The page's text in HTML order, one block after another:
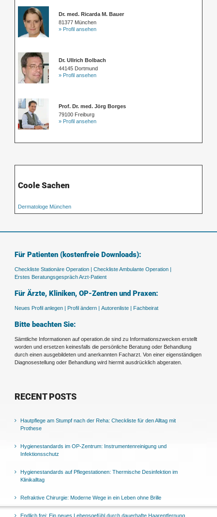
Dr. med. Ricarda M. Bauer
81377 München
» Profil ansehen
Dr. Ullrich Bolbach
44145 Dortmund
» Profil ansehen
Prof. Dr. med. Jörg Borges
79100 Freiburg
» Profil ansehen
Coole Sachen
Dermatologe München
Für Patienten (kostenfreie Downloads):
Checkliste Stationäre Operation | Checkliste Ambulante Operation |
Erstes Beratungsgespräch Arzt-Patient
Für Ärzte, Kliniken, OP-Zentren und Praxen:
Neues Profil anlegen | Profil ändern | Autorenliste | Fachbeirat
Bitte beachten Sie:
Sämtliche Informationen auf operation.de sind zu Informationszwecken erstellt
worden und ersetzen keinesfalls die persönliche Beratung oder Behandlung
durch einen ausgebildeten und anerkannten Facharzt. Von einer eigenständigen
Diagnosestellung oder Behandlung wird hiermit ausdrücklich abgeraten.
RECENT POSTS
Hautpflege am Stumpf nach der Reha: Checkliste für den Alltag mit
Prothese
Hygienestandards im OP-Zentrum: Instrumentenreinigung und
Infektionsschutz
Hygienestandards auf Pflegestationen: Thermische Desinfektion im
Klinikalltag
Refraktive Chirurgie: Moderne Wege in ein Leben ohne Brille
Endlich frei: Ein neues Lebensgefühl durch dauerhafte Haarentfernung